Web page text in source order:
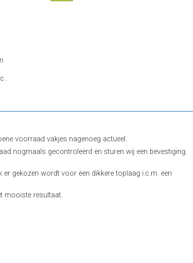
voorraad vakjes nagenoeg actueel.
nogmaals gecontroleerd en sturen wij een bevestiging.
gekozen wordt voor een dikkere toplaag i.c.m. een
mooiste resultaat.